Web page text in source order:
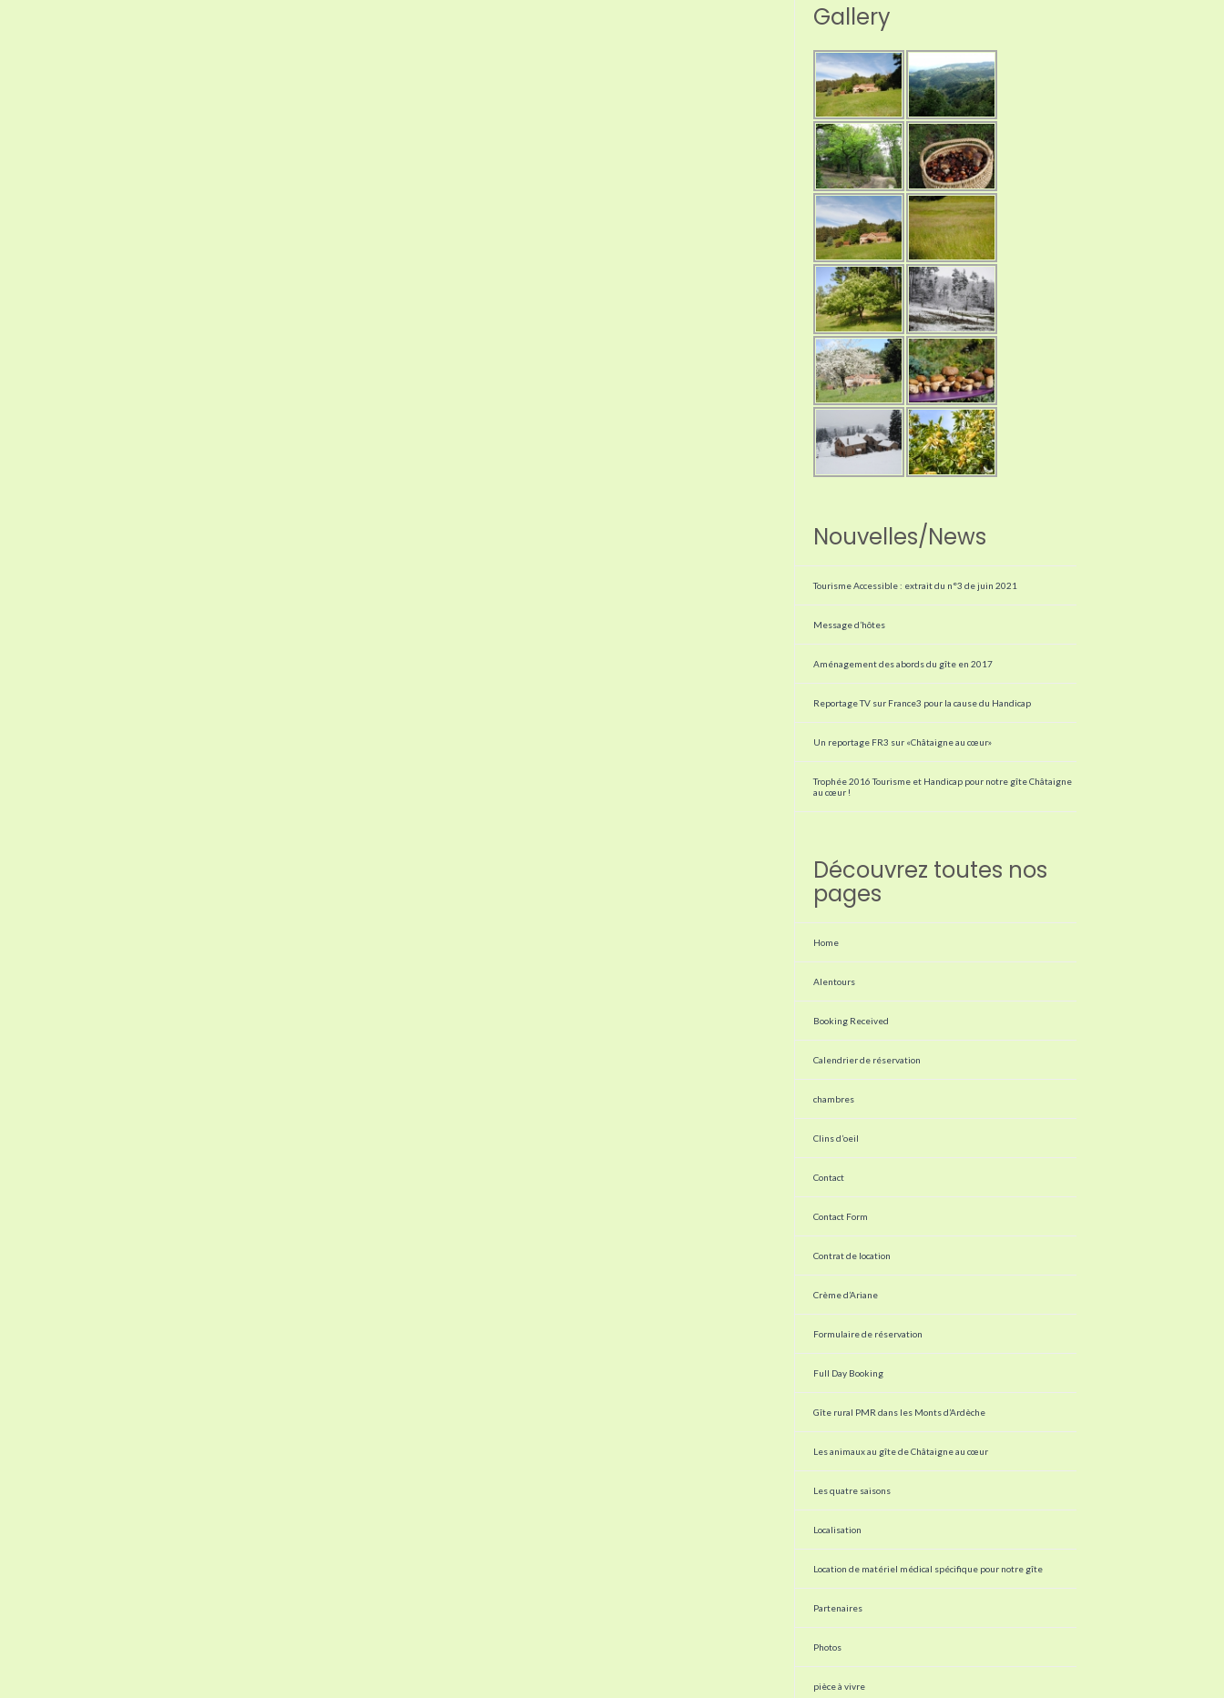
Gallery
Nouvelles/News
Tourisme Accessible : extrait du n°3 de juin 2021
Message d’hôtes
Aménagement des abords du gîte en 2017
Reportage TV sur France3 pour la cause du Handicap
Un reportage FR3 sur «Châtaigne au cœur»
Trophée 2016 Tourisme et Handicap pour notre gîte Châtaigne
au cœur !
Découvrez toutes nos
pages
Home
Alentours
Booking Received
Calendrier de réservation
chambres
Clins d’oeil
Contact
Contact Form
Contrat de location
Crème d’Ariane
Formulaire de réservation
Full Day Booking
Gîte rural PMR dans les Monts d’Ardèche
Les animaux au gîte de Châtaigne au cœur
Les quatre saisons
Localisation
Location de matériel médical spécifique pour notre gîte
Partenaires
Photos
pièce à vivre